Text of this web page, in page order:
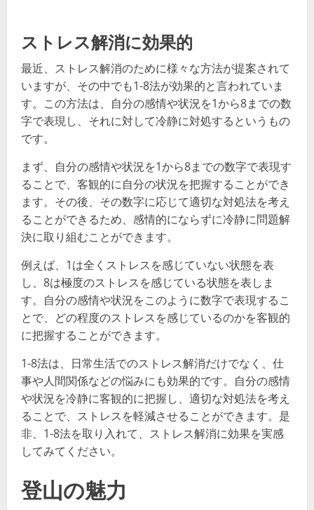
ストレス解消に効果的
最近、ストレス解消のために様々な方法が提案されて
いますが、その中でも1-8法が効果的と言われていま
す。この方法は、自分の感情や状況を1から8までの数
字で表現し、それに対して冷静に対処するというもの
です。
まず、自分の感情や状況を1から8までの数字で表現す
ることで、客観的に自分の状況を把握することができ
ます。その後、その数字に応じて適切な対処法を考え
ることができるため、感情的にならずに冷静に問題解
決に取り組むことができます。
例えば、1は全くストレスを感じていない状態を表
し、8は極度のストレスを感じている状態を表しま
す。自分の感情や状況をこのように数字で表現するこ
とで、どの程度のストレスを感じているのかを客観的
に把握することができます。
1-8法は、日常生活でのストレス解消だけでなく、仕
事や人間関係などの悩みにも効果的です。自分の感情
や状況を冷静に客観的に把握し、適切な対処法を考え
ることで、ストレスを軽減させることができます。是
非、1-8法を取り入れて、ストレス解消に効果を実感
してみてください。
登山の魅力